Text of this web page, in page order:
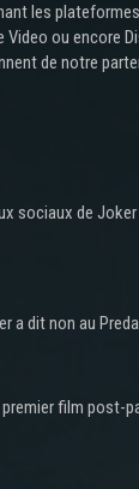
les
ou encore
de notre
sociaux de
a dit non au
film post-